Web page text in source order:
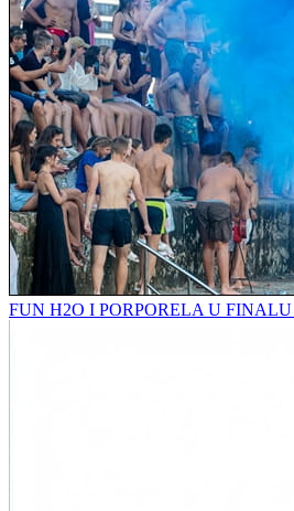
FUN H2O I PORPORELA U